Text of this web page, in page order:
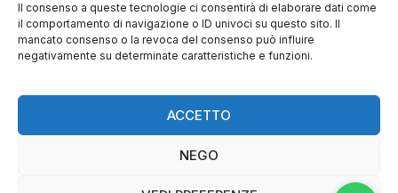
Il consenso a queste tecnologie ci consentirà di elaborare dati come
il comportamento di navigazione o ID univoci su questo sito. Il
mancato consenso o la revoca del consenso può influire
negativamente su determinate caratteristiche e funzioni.
ACCETTO
NEGO
CI TROVI ANCHE SU: